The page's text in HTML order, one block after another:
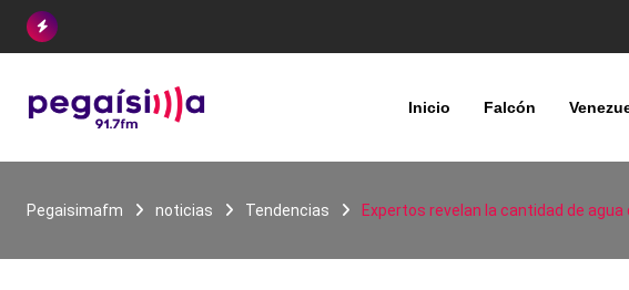
Skip
Inicio Falcón
Pegaisimafm noticias Tendencias Expertos revelan la cantidad de